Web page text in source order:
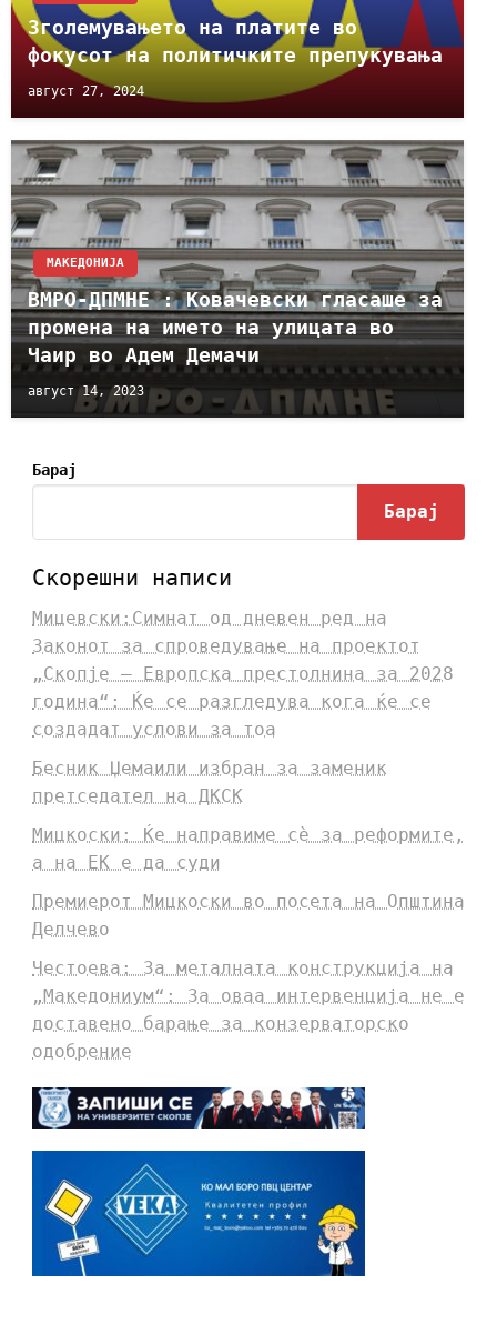
Зголемувањето на платите во
фокусот на политичките препукувања
август 27, 2024
МАКЕДОНИЈА
ВМРО-ДПМНЕ : Ковачевски гласаше за
промена на името на улицата во
Чаир во Адем Демачи
август 14, 2023
Барај
Барај
Скорешни написи
Мицевски:Симнат од дневен ред на
Законот за спроведување на проектот
„Скопје – Европска престолнина за 2028
година“: Ќе се разгледува кога ќе се
создадат услови за тоа
Бесник Џемаили избран за заменик
претседател на ДКСК
Мицкоски: Ќе направиме сè за реформите,
а на ЕК е да суди
Премиерот Мицкоски во посета на Општина
Делчево
Честоева: За металната конструкција на
„Македониум“: За оваа интервенција не е
доставено барање за конзерваторско
одобрение